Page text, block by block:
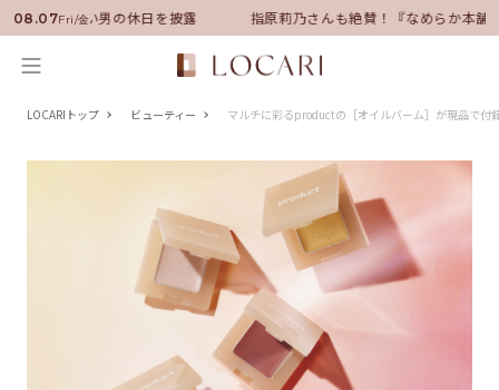
08.07Fri/金
就任！いい男の休日を披露 指原莉乃さんも絶賛！『なめらか本舗
LOCARIトップ ビューティー マルチに彩るproductの［オイルバーム］が現品で付